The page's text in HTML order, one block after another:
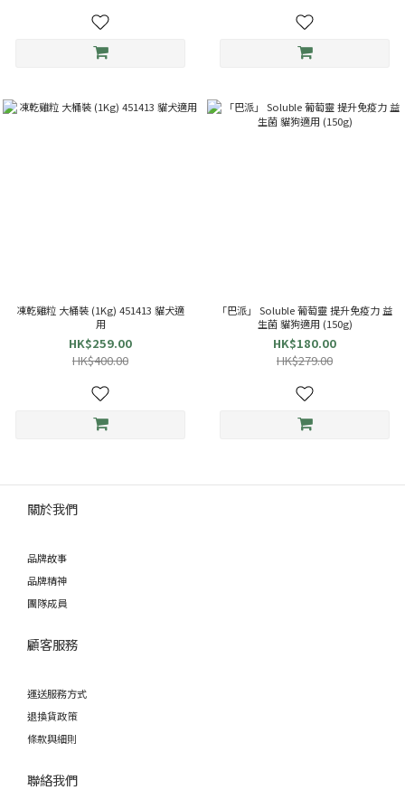
凍乾雞粒 大桶裝 (1Kg) 451413 貓犬適
用
HK$259.00
HK$400.00
「巴派」 Soluble 葡萄靈 提升免疫力 益
生菌 貓狗適用 (150g)
HK$180.00
HK$279.00
關於我們
品牌故事
品牌精神
團隊成員
顧客服務
運送服務方式
退換貨政策
條款與細則
聯絡我們